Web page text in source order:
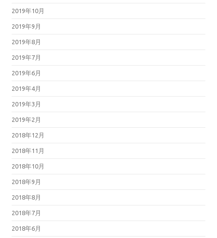
2019年10月
2019年9月
2019年8月
2019年7月
2019年6月
2019年4月
2019年3月
2019年2月
2018年12月
2018年11月
2018年10月
2018年9月
2018年8月
2018年7月
2018年6月